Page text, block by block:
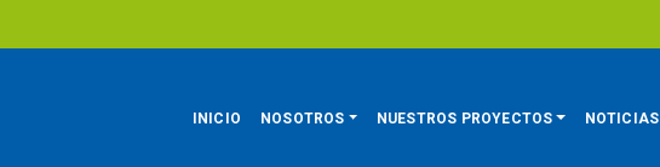
INICIO NOSOTROS NUESTROS PROYECTOS NOTICIAS